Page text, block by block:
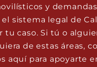
y
sistema legal de
caso. Si tú o
de estas áreas,
aquí para apoyarte